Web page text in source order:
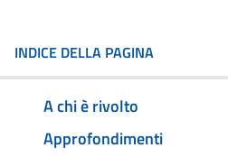
INDICE DELLA PAGINA
A chi è rivolto
Approfondimenti